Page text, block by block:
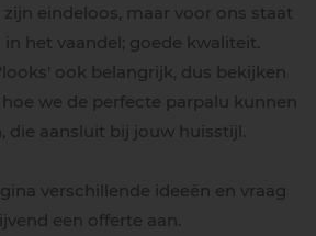
eindeloos, maar voor ons staat
het vaandel; goede kwaliteit.
ook belangrijk, dus bekijken
we de perfecte parpalu kunnen
die aansluit bij jouw huisstijl.
verschillende ideeën en vraag
een offerte aan.